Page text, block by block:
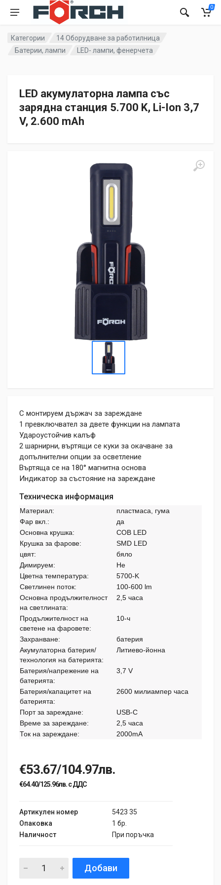
0
Категории
14 Оборудване за работилница
Батерии, лампи
LED- лампи, фенерчета
LED акумулаторна лампа със
зарядна станция 5.700 K, Li-Ion 3,7
V, 2.600 mAh
С монтируем държач за зареждане
1 превключвател за двете функции на лампата
Удароустойчив калъф
2 шарнирни, въртящи се куки за окачване за
допълнителни опции за осветление
Въртяща се на 180° магнитна основа
Индикатор за състояние на зареждане
Техническа информация
Материал:
пластмаса, гума
Фар вкл.:
да
Основна крушка:
COB LED
Крушка за фарове:
SMD LED
цвят:
бяло
Димируем:
Не
Цветна температура:
5700-K
Светлинен поток:
100-600 lm
Основна продължителност
на светлината:
2,5 часа
Продължителност на
светене на фаровете:
10-ч
Захранване:
батерия
Акумулаторна батерия/
технология на батерията:
Литиево-йонна
Батерия/напрежение на
батерията:
3,7 V
Батерия/капацитет на
батерията:
2600 милиампер часа
Порт за зареждане:
USB-C
Време за зареждане:
2,5 часа
Ток на зареждане:
2000mA
€53.67/104.97лв.
€64.40/125.96лв. с ДДС
Артикулен номер
5423 35
Опаковка
1 бр.
Наличност
При поръчка
Добави